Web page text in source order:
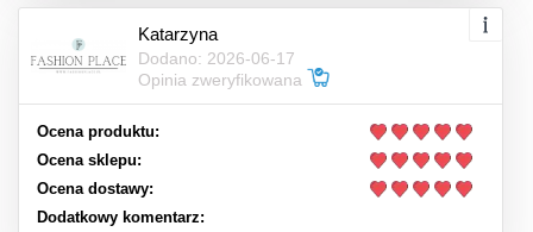
Katarzyna
Dodano: 2026-06-17
Opinia zweryfikowana
Ocena produktu:
Ocena sklepu:
Ocena dostawy:
Dodatkowy komentarz: